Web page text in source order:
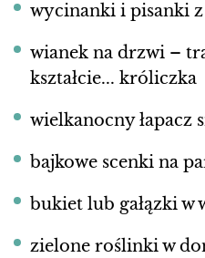
wycinanki i pisanki
wianek na drzwi –
kształcie... króliczka
wielkanocny łapacz
bajkowe scenki na
bukiet lub gałązki w
zielone roślinki w